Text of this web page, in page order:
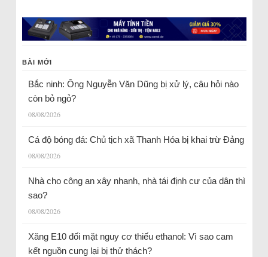
BÀI MỚI
Bắc ninh: Ông Nguyễn Văn Dũng bị xử lý, câu hỏi nào
còn bỏ ngỏ?
08/08/2026
Cá độ bóng đá: Chủ tịch xã Thanh Hóa bị khai trừ Đảng
08/08/2026
Nhà cho công an xây nhanh, nhà tái định cư của dân thì
sao?
08/08/2026
Xăng E10 đối mặt nguy cơ thiếu ethanol: Vì sao cam
kết nguồn cung lại bị thử thách?